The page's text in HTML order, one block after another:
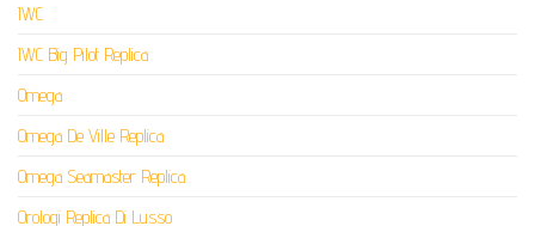
IWC
IWC Big Pilot Replica
Omega
Omega De Ville Replica
Omega Seamaster Replica
Orologi Replica Di Lusso